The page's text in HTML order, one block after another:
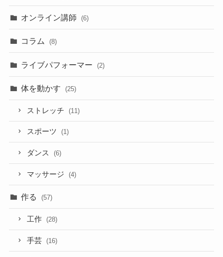
オンライン講師 (6)
コラム (8)
ライブパフォーマー (2)
体を動かす (25)
ストレッチ (11)
スポーツ (1)
ダンス (6)
マッサージ (4)
作る (57)
工作 (28)
手芸 (16)